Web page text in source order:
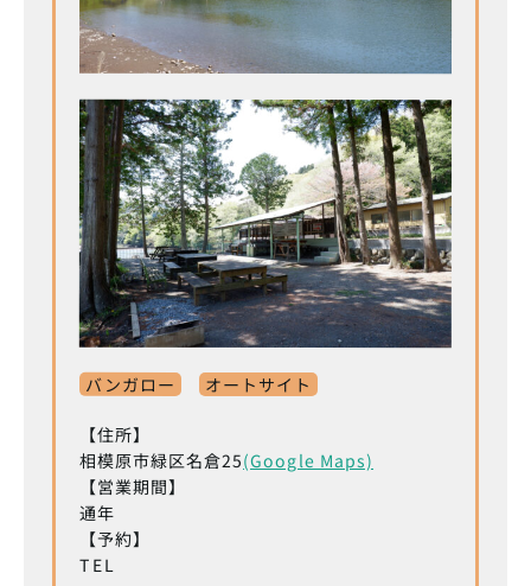
バンガロー オートサイト
【住所】
相模原市緑区名倉25(Google Maps)
【営業期間】
通年
【予約】
TEL